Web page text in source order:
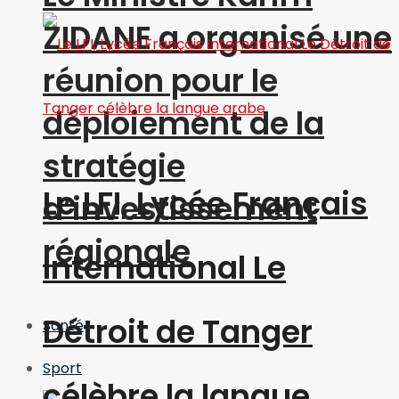
ZIDANE a organisé une
réunion pour le
déploiement de la
stratégie
d’investissement
régionale
Santé
Sport
Le LFI, Lycée Français
International Le
Détroit de Tanger